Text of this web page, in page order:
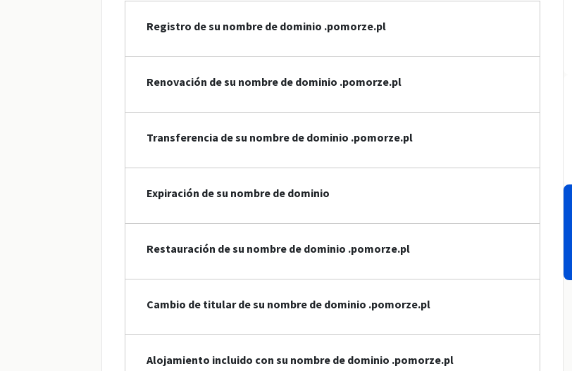
Registro de su nombre de dominio .pomorze.pl
Renovación de su nombre de dominio .pomorze.pl
Transferencia de su nombre de dominio .pomorze.pl
Expiración de su nombre de dominio
Restauración de su nombre de dominio .pomorze.pl
Cambio de titular de su nombre de dominio .pomorze.pl
Alojamiento incluido con su nombre de dominio .pomorze.pl